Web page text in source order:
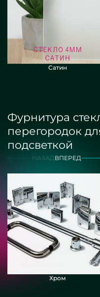
Сатин
Фурнитура
перегородок
подсветкой
НАЗАДВПЕРЕД
Хром